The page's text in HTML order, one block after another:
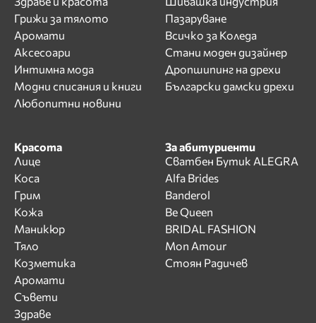
Грижи за тялото
Аромати
Аксесоари
Интимна мода
Модни списания и книги
Любопитни новини
Пазаруване
Всичко за Коледа
Стани моден дизайнер
Дропшипинг на дрехи
Български дамски дрехи
Красота
Лице
Коса
Грим
Кожа
Маникюр
Тяло
Козметика
Аромати
Съвети
Здраве
За абитуриенти
Сватбен Бутик ALEGRA
Alfa Brides
Banderol
Be Queen
BRIDAL FASHION
Mon Amour
Стоян Радичев